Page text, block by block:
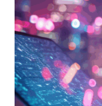
DI